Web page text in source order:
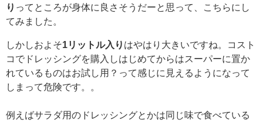
り ってところが身体に良さそうだーと思って、こちらにし
てみました。
しかしおよそ1リットル入り はやはり大きいですね。コスト
コでドレッシングを購入しはじめてからはスーパーに置か
れているものはお試し用？って感じに見えるようになって
しまって危険です。。
例えばサラダ用のドレッシングとかは同じ味で食べている